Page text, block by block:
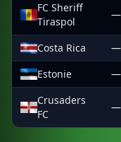
FC Sheriff
Tiraspol
—
Costa Rica —
Estonie
—
Crusaders
FC
—